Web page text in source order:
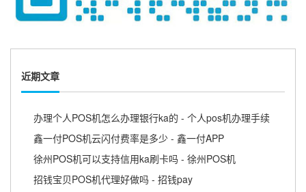
近期文章
办理个人POS机怎么办理银行ka的 - 个人pos机办理手续
鑫一付POS机云闪付费率是多少 - 鑫一付APP
徐州POS机可以支持信用ka刷卡吗 - 徐州POS机
招钱宝贝POS机代理好做吗 - 招钱pay